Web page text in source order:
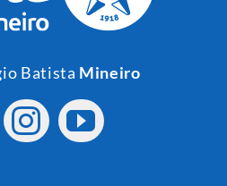
Batista Mineiro